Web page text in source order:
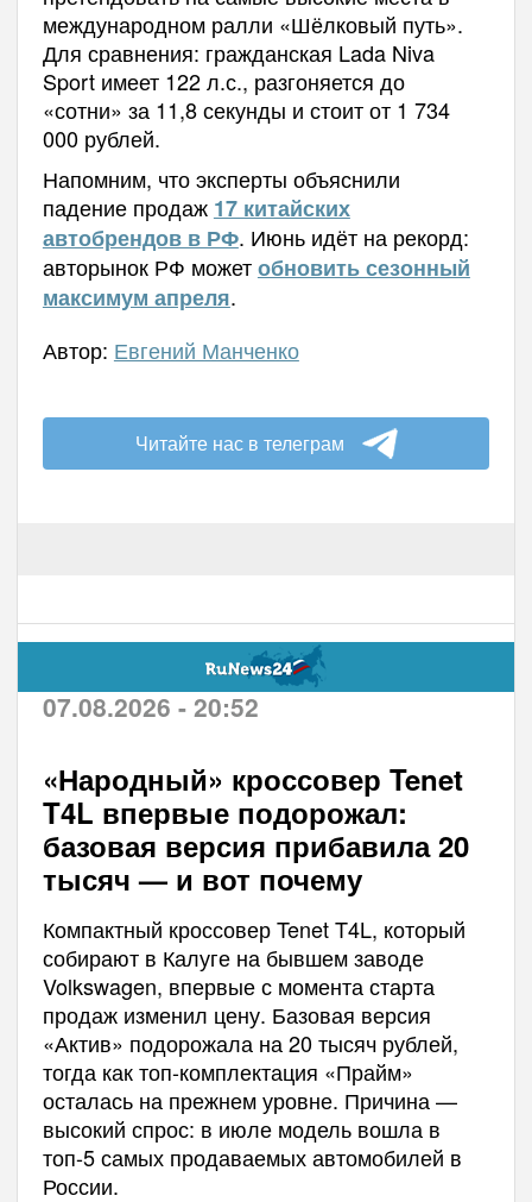
международном ралли «Шёлковый путь».
Для сравнения: гражданская Lada Niva
Sport имеет 122 л.с., разгоняется до
«сотни» за 11,8 секунды и стоит от 1 734
000 рублей.
Напомним, что эксперты объяснили
падение продаж 17 китайских
автобрендов в РФ. Июнь идёт на рекорд:
авторынок РФ можетобновить сезонный
максимум апреля.
Автор: Евгений Манченко
Читайте нас в телеграм
07.08.2026 - 20:52
«Народный» кроссовер Tenet
T4L впервые подорожал:
базовая версия прибавила 20
тысяч — и вот почему
Компактный кроссовер Tenet T4L, который
собирают в Калуге на бывшем заводе
Volkswagen, впервые с момента старта
продаж изменил цену. Базовая версия
«Актив» подорожала на 20 тысяч рублей,
тогда как топ-комплектация «Прайм»
осталась на прежнем уровне. Причина —
высокий спрос: в июле модель вошла в
топ-5 самых продаваемых автомобилей в
России.